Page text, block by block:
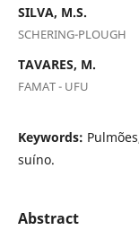
SILVA, M.S.
SCHERING-PLOUGH
TAVARES, M.
FAMAT - UFU
Keywords:
suíno.
Abstract